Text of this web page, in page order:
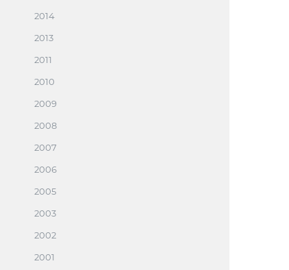
2014
2013
2011
2010
2009
2008
2007
2006
2005
2003
2002
2001